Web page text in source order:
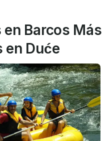
en Barcos Más
en Duće